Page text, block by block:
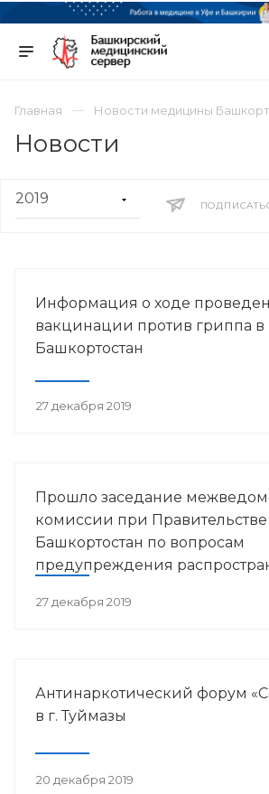
Главная Новости медицины
Новости
Информация о ходе
вакцинации против гриппа в
Башкортостан
27 декабря 2019
Прошло заседание
комиссии при
Башкортостан по вопросам
предупреждения
27 декабря 2019
Антинаркотический форум
в г. Туймазы
20 декабря 2019